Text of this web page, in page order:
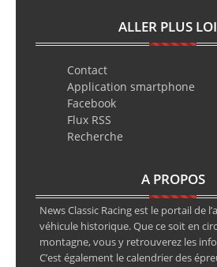
ALLER PLUS
Contact
Application smartphone
Facebook
Flux RSS
Recherche
A PROPOS
News Classic Racing est le portail de
véhicule historique. Que ce soit en
montagne, vous y retrouverez les
C’est également le calendrier des